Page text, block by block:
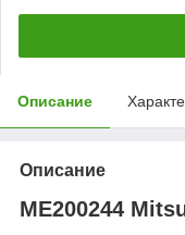
Описание
Описание
ME200244